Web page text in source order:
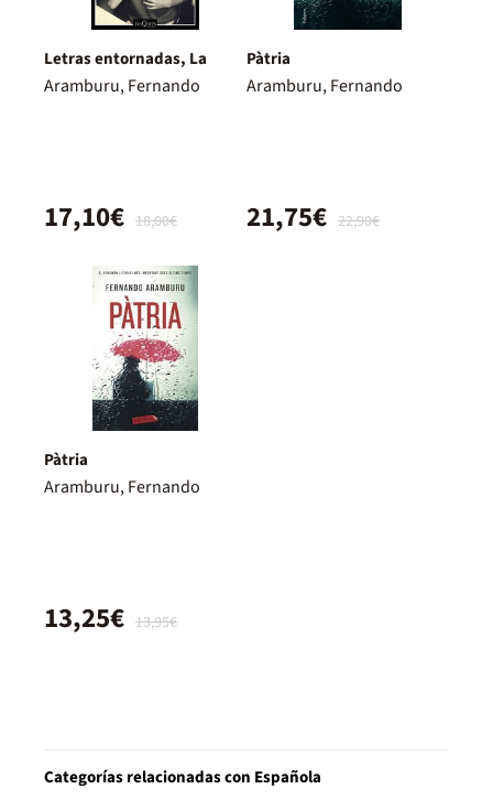
Letras entornadas, La
Aramburu, Fernando
18,00€
17,10€
Pàtria
Aramburu, Fernando
22,90€
21,75€
Pàtria
Aramburu, Fernando
13,95€
13,25€
Categorías relacionadas con Española